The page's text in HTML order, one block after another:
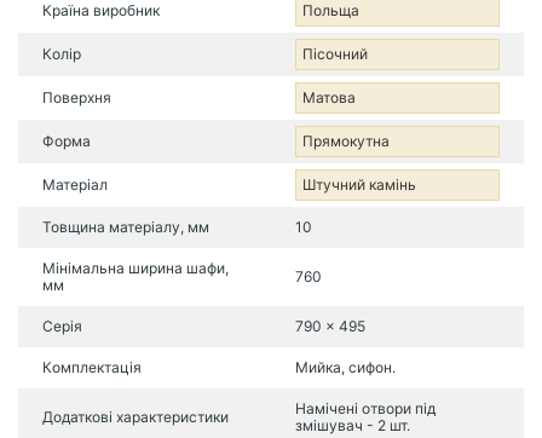
Країна виробник Польща
Колір Пісочний
Поверхня Матова
Форма Прямокутна
Матеріал Штучний камінь
Товщина матеріалу, мм 10
Мінімальна ширина шафи,
мм
760
Серія 790 x 495
Комплектація Мийка, сифон.
Додаткові характеристики
Намічені отвори під
змішувач - 2 шт.